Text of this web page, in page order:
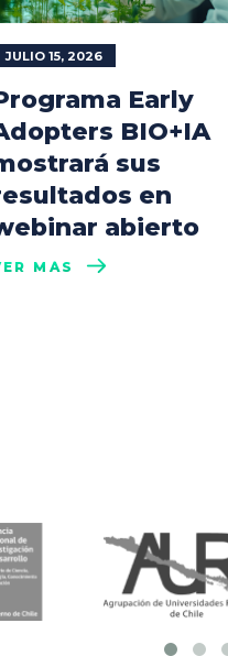
JULIO 15, 2026
Early
BIO+IA
sus
en
abierto
MÁS